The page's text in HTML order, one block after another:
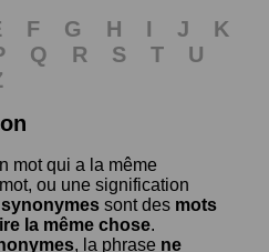
F G H I J
K
Q R S T
U
mot qui a la même
ou une signification
synonymes sont des mots
la même chose.
, la phrase ne